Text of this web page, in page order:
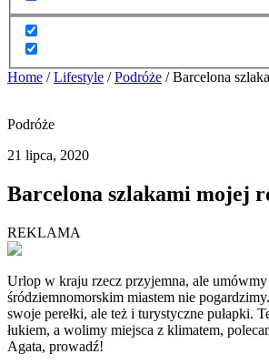
Home / Lifestyle / Podróże / Barcelona
Podróże
21 lipca, 2020
Barcelona szlakami mojej
REKLAMA
Urlop w kraju rzecz przyjemna, ale umówmy
śródziemnomorskim miastem nie
swoje perełki, ale też i turystyczne pułapki.
łukiem, a wolimy miejsca z klimatem,
Agata, prowadź!